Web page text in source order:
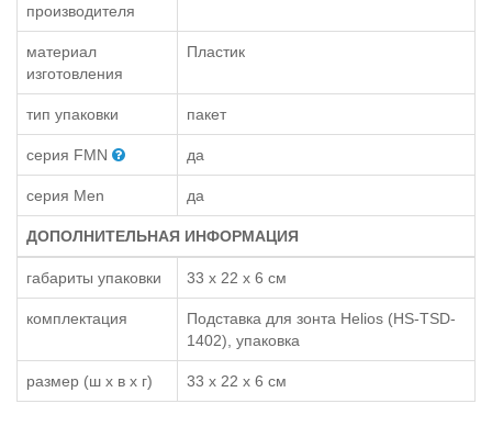
производителя
материал
изготовления
Пластик
тип упаковки пакет
серия FMN да
серия Men да
ДОПОЛНИТЕЛЬНАЯ ИНФОРМАЦИЯ
габариты упаковки 33 x 22 x 6 см
комплектация
Подставка для зонта Helios (HS-TSD-
1402), упаковка
размер (ш x в x г) 33 x 22 x 6 см